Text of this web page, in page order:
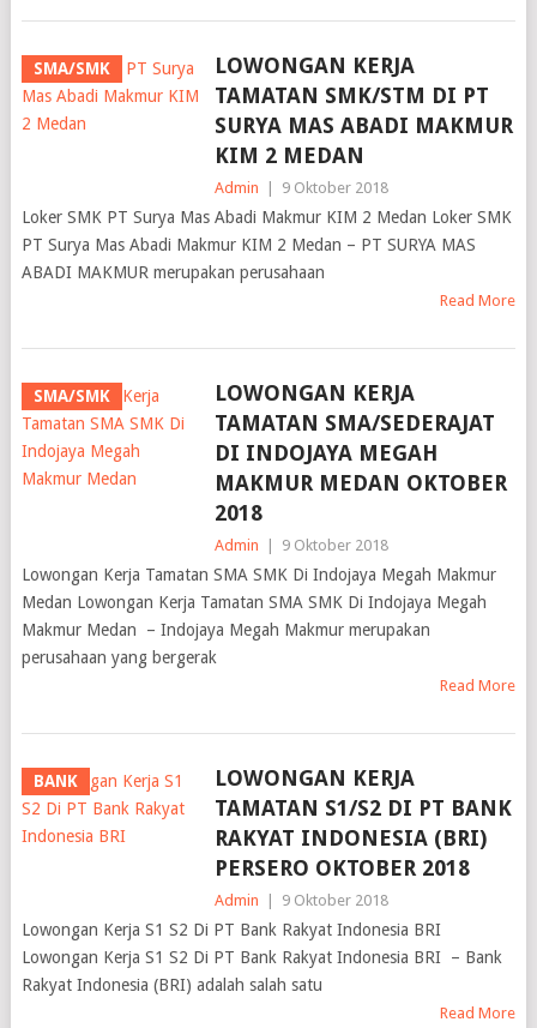
SMA/SMK
LOWONGAN KERJA
TAMATAN SMK/STM DI PT
SURYA MAS ABADI MAKMUR
KIM 2 MEDAN
Admin 9 Oktober 2018
Loker SMK PT Surya Mas Abadi Makmur KIM 2 Medan Loker SMK
PT Surya Mas Abadi Makmur KIM 2 Medan – PT SURYA MAS
ABADI MAKMUR merupakan perusahaan
Read More
SMA/SMK
LOWONGAN KERJA
TAMATAN SMA/SEDERAJAT
DI INDOJAYA MEGAH
MAKMUR MEDAN OKTOBER
2018
Admin 9 Oktober 2018
Lowongan Kerja Tamatan SMA SMK Di Indojaya Megah Makmur
Medan Lowongan Kerja Tamatan SMA SMK Di Indojaya Megah
Makmur Medan – Indojaya Megah Makmur merupakan
perusahaan yang bergerak
Read More
BANK
LOWONGAN KERJA
TAMATAN S1/S2 DI PT BANK
RAKYAT INDONESIA (BRI)
PERSERO OKTOBER 2018
Admin 9 Oktober 2018
Lowongan Kerja S1 S2 Di PT Bank Rakyat Indonesia BRI
Lowongan Kerja S1 S2 Di PT Bank Rakyat Indonesia BRI – Bank
Rakyat Indonesia (BRI) adalah salah satu
Read More